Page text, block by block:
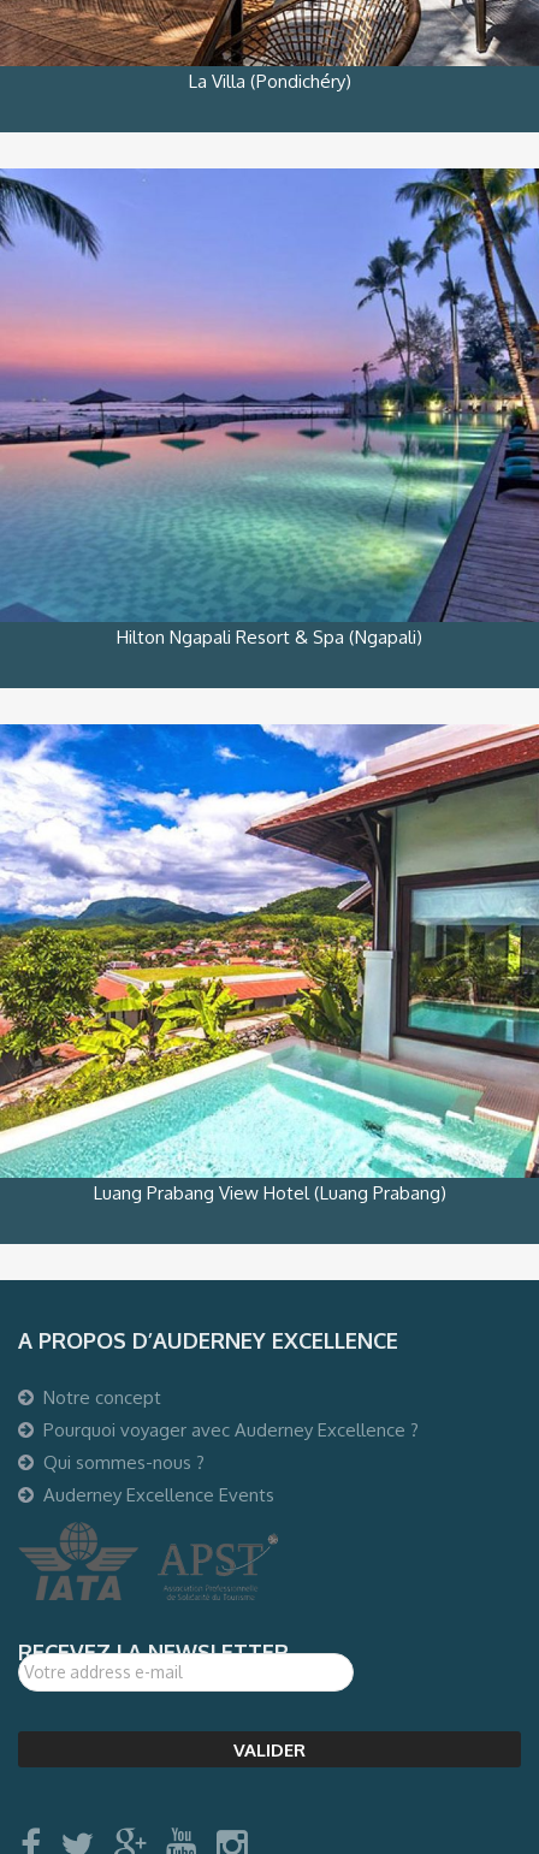
La Villa (Pondichéry)
Hilton Ngapali Resort & Spa (Ngapali)
Luang Prabang View Hotel (Luang Prabang)
A PROPOS D’AUDERNEY EXCELLENCE
Notre concept
Pourquoi voyager avec Auderney Excellence ?
Qui sommes-nous ?
Auderney Excellence Events
RECEVEZ LA NEWSLETTER